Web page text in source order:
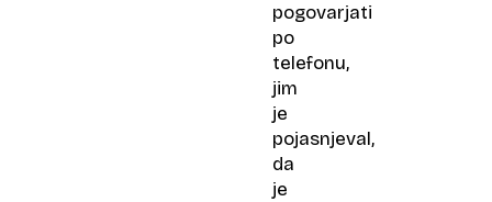
pogovarjati
po
telefonu,
jim
je
pojasnjeval,
da
je